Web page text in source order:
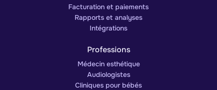
Facturation et paiements
Rapports et analyses
Intégrations
Professions
Médecin esthétique
Audiologistes
Cliniques pour bébés